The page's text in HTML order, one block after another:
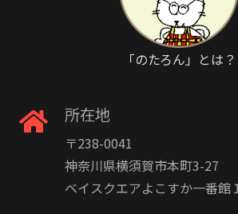
「のたろん」とは？
所在地
〒238-0041
神奈川県横須賀市本町3-27
ベイスクエアよこすか一番館